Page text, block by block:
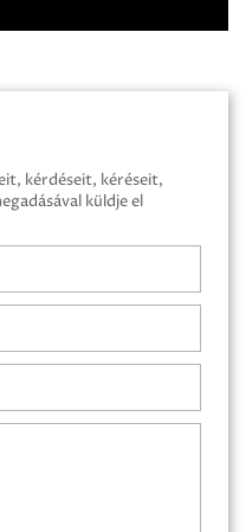
kérdéseit, kéréseit,
küldje el